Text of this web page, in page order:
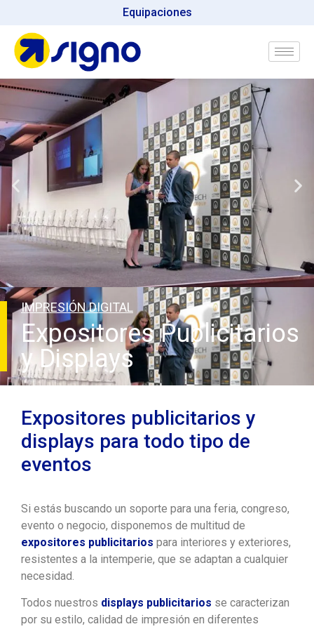
Equipaciones
IMPRESIÓN DIGITAL
Expositores Publicitarios
y Displays
Expositores publicitarios y
displays para todo tipo de
eventos
Si estás buscando un soporte para una feria, congreso,
evento o negocio, disponemos de multitud de
expositores publicitarios para interiores y exteriores,
resistentes a la intemperie, que se adaptan a cualquier
necesidad.
Todos nuestros displays publicitarios se caracterizan
por su estilo, calidad de impresión en diferentes